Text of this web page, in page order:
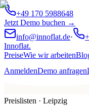
+49 170 5988648
Jetzt Demo buchen →
info@innoflat.de·
Innoflat.
PreiseWie wir arbeiten
AnmeldenDemo anfragen
Preislisten · Leipzig